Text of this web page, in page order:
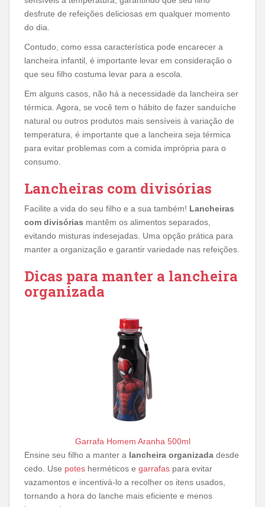
desfrute de refeições deliciosas em qualquer momento
do dia.
Contudo, como essa característica pode encarecer a
lancheira infantil, é importante levar em consideração o
que seu filho costuma levar para a escola.
Em alguns casos, não há a necessidade da lancheira ser
térmica. Agora, se você tem o hábito de fazer sanduíche
natural ou outros produtos mais sensíveis à variação de
temperatura, é importante que a lancheira seja térmica
para evitar problemas com a comida imprópria para o
consumo.
Lancheiras com divisórias
Facilite a vida do seu filho e a sua também! Lancheiras
com divisórias mantêm os alimentos separados,
evitando misturas indesejadas. Uma opção prática para
manter a organização e garantir variedade nas refeições.
Dicas para manter a lancheira
organizada
Garrafa Homem Aranha 500ml
Ensine seu filho a manter a lancheira organizada desde
cedo. Use potes herméticos e garrafas para evitar
vazamentos e incentivá-lo a recolher os itens usados,
tornando a hora do lanche mais eficiente e menos